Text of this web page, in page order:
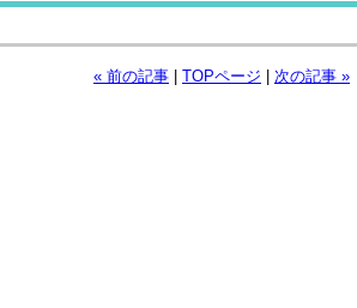
« 前の記事 TOPページ 次の記事 »